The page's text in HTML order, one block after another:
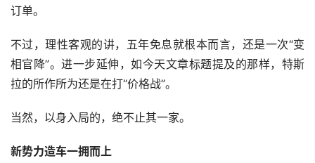
订单。
不过，理性客观的讲，五年免息就根本而言，还是一次“变
相官降”。进一步延伸，如今天文章标题提及的那样，特斯
拉的所作所为还是在打“价格战”。
当然，以身入局的，绝不止其一家。
新势力造车一拥而上